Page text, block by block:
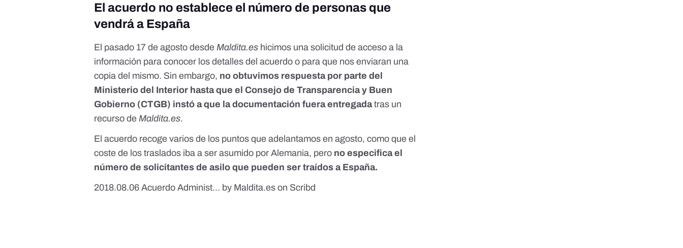
El acuerdo no establece el número de personas que
vendrá a España
El pasado 17 de agosto desdeMaldita.es hicimos una solicitud de acceso a la
información para conocer los detalles del acuerdo o para que nos enviaran una
copia del mismo. Sin embargo, no obtuvimos respuesta por parte del
Ministerio del Interior hasta que el Consejo de Transparencia y Buen
Gobierno (CTGB) instó a que la documentación fuera entregadatras un
recurso deMaldita.es.
El acuerdo recoge varios de los puntos que adelantamos en agosto, como que el
coste de los traslados iba a ser asumido por Alemania, pero no especifica el
número de solicitantes de asilo que pueden ser traídos a España.
2018.08.06 Acuerdo Administ... by Maldita.es on Scribd